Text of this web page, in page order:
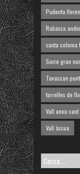
Pudenta
Rabassa
santa coloma
Sorre gran
Tavascan pont
torrelles de
Vall aneu
Vall àssua
Cerca: